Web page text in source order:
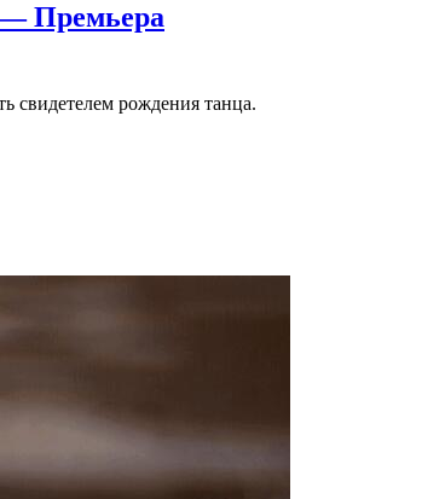
Премьера
свидетелем рождения танца.